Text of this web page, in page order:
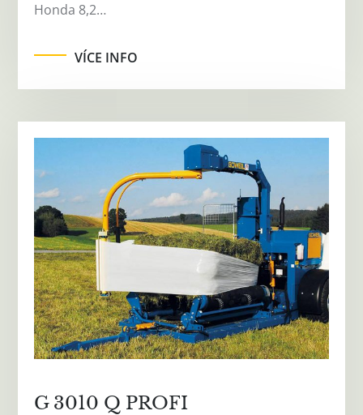
Honda 8,2…
VÍCE INFO
G 3010 Q PROFI